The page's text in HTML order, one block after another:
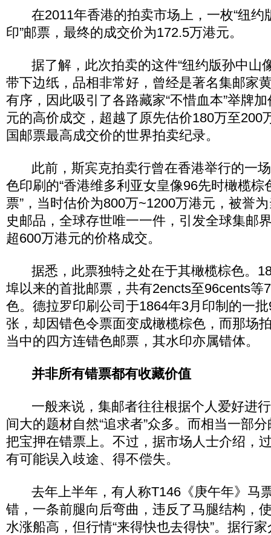
在2011年香港的拍卖市场上，一枚“纽约
印”邮票，最终的成交价为172.5万港元。
据了解，此次拍卖的这件“纽约版孙中山
带下边纸，品相非常好，曾经是著名集邮家
有序，因此吸引了各路藏家“不惜血本”举牌
元的高价成交，超越了原先估价180万至200
国邮票最高成交价的世界拍卖纪录。
此前，斯宾克拍卖行曾在香港举行的一场
色印刷的“香港维多利亚女皇像96先时橄榄棕
票”，当时估价为800万~1200万港元，被誉
史邮品，全球存世唯一一件，引发全球集邮
超600万港元的价格成交。
据悉，此票独特之处在于其橄榄棕色。
埠以来的首批邮票，共有2encts至96cents等
色。德拉罗印刷公司于1864年3月印制的一
张，却因错色令票面变成橄榄棕色，而那场
当中的四方连错色邮票，其水印亦属错体。
并非所有错票都有收藏价值
一般来说，集邮者往往根据个人爱好进行
间大的题材自然“追求者”众多。而相当一部
把宝押在错票上。不过，据市场人士介绍，
有可能误入歧途、得不偿失。
去年上半年，有人称T146《庚午年》马
错，一条前腿向后弯曲，违反了马腿结构，
水涨船高，但行情“来得快也去得快”。据行